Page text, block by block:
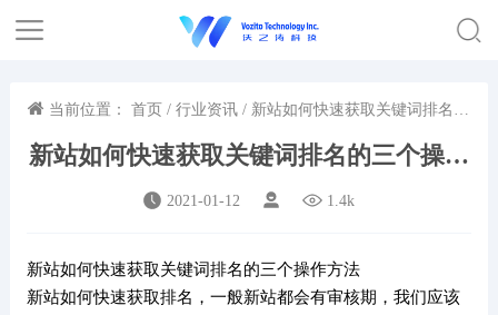
当前位置： 首页 / 行业资讯/ 新站如何快速获取关键词排名的
新站如何快速获取关键词排名的三个操作
方法
2021-01-12 1.4k
新站如何快速获取关键词排名的三个操作方法
新站如何快速获取排名，一般新站都会有审核期，我们应该